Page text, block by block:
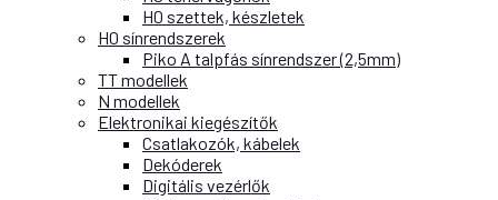
H0 szettek, készletek
H0 sínrendszerek
Piko A talpfás sínrendszer (2,5mm)
TT modellek
N modellek
Elektronikai kiegészítők
Csatlakozók, kábelek
Dekóderek
Digitális vezérlők